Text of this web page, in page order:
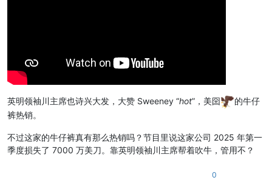
英明领袖川主席也诗兴大发，大赞 Sweeney “hot”，美囶
的牛仔
裤热销。
不过这家的牛仔裤真有那么热销吗？节目里说这家公司 2025 年第一
季度损失了 7000 万美刀。靠英明领袖川主席帮着吹牛，管用不？
0